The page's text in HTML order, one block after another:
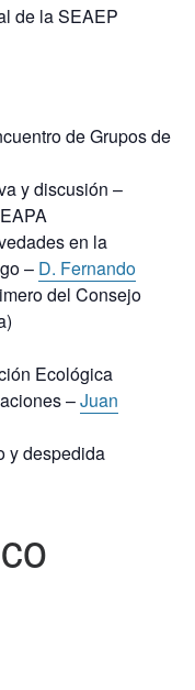
de la SEAEP
de Grupos de
y discusión –
en la
– D. Fernando
del Consejo
)
Ecológica
–Juan
y despedida